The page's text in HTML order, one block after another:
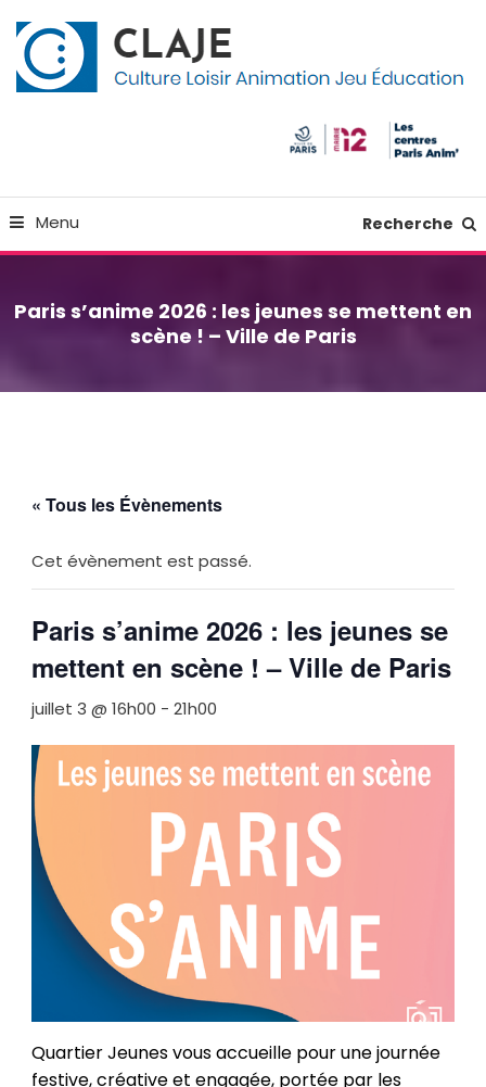
To
Content
Menu Recherche
Paris s’anime 2026 : les jeunes se mettent en
scène ! – Ville de Paris
« Tous les Évènements
Cet évènement est passé.
Paris s’anime 2026 : les jeunes se
mettent en scène ! – Ville de Paris
juillet 3 @ 16h00 - 21h00
Quartier Jeunes vous accueille pour une journée
festive, créative et engagée, portée par les